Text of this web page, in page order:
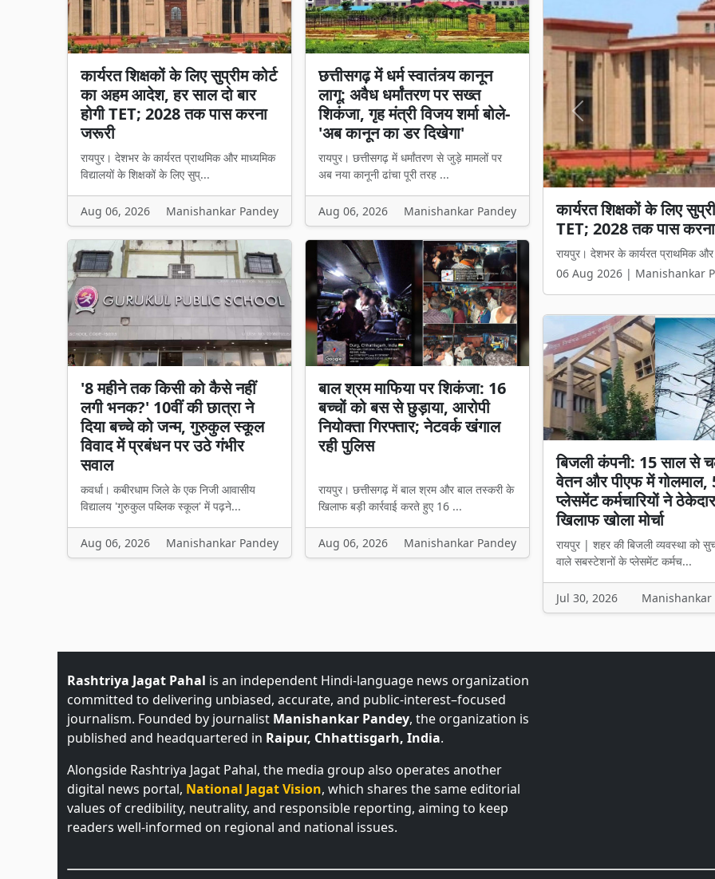
कार्यरत शिक्षकों के लिए सुप्रीम कोर्ट
का अहम आदेश, हर साल दो बार
होगी TET; 2028 तक पास करना
जरूरी
रायपुर। देशभर के कार्यरत प्राथमिक और माध्यमिक
विद्यालयों के शिक्षकों के लिए सुप्...
Aug 06, 2026 Manishankar Pandey
छत्तीसगढ़ में धर्म स्वातंत्र्य कानून
लागू: अवैध धर्मांतरण पर सख्त
शिकंजा, गृह मंत्री विजय शर्मा बोले-
'अब कानून का डर दिखेगा'
रायपुर। छत्तीसगढ़ में धर्मांतरण से जुड़े मामलों पर
अब नया कानूनी ढांचा पूरी तरह ...
Aug 06, 2026 Manishankar Pandey
'8 महीने तक किसी को कैसे नहीं
लगी भनक?' 10वीं की छात्रा ने
दिया बच्चे को जन्म, गुरुकुल स्कूल
विवाद में प्रबंधन पर उठे गंभीर
सवाल
कवर्धा। कबीरधाम जिले के एक निजी आवासीय
विद्यालय 'गुरुकुल पब्लिक स्कूल' में पढ़ने...
Aug 06, 2026 Manishankar Pandey
बाल श्रम माफिया पर शिकंजा: 16
बच्चों को बस से छुड़ाया, आरोपी
नियोक्ता गिरफ्तार; नेटवर्क खंगाल
रही पुलिस
रायपुर। छत्तीसगढ़ में बाल श्रम और बाल तस्करी के
खिलाफ बड़ी कार्रवाई करते हुए 16 ...
Aug 06, 2026 Manishankar Pandey
छत्तीसगढ़ में धर्म स्वातंत्र्य
मंत्री विजय शर्मा बोले-
रायपुर। छत्तीसगढ़ में धर्मांतरण से जुड़े
06 Aug 2026 | Manishankar
Previous
बिजली कंपनी: 15 साल से
वेतन और पीएफ में गोलमाल,
प्लेसमेंट कर्मचारियों ने
खिलाफ खोला मोर्चा
रायपुर | शहर की बिजली व्यवस्था को
वाले सबस्टेशनों के प्लेसमेंट कर्मच...
Jul 30, 2026 Manishankar
Rashtriya Jagat Pahal is an independent Hindi-language news organization
committed to delivering unbiased, accurate, and public-interest–focused
journalism. Founded by journalist Manishankar Pandey, the organization is
published and headquartered in Raipur, Chhattisgarh, India.
Alongside Rashtriya Jagat Pahal, the media group also operates another
digital news portal, National Jagat Vision, which shares the same editorial
values of credibility, neutrality, and responsible reporting, aiming to keep
readers well-informed on regional and national issues.